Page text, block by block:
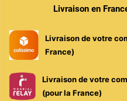
Fuel
Maison
Livraison en
Livraison de votre
France)
Livraison de votre
(pour la France)